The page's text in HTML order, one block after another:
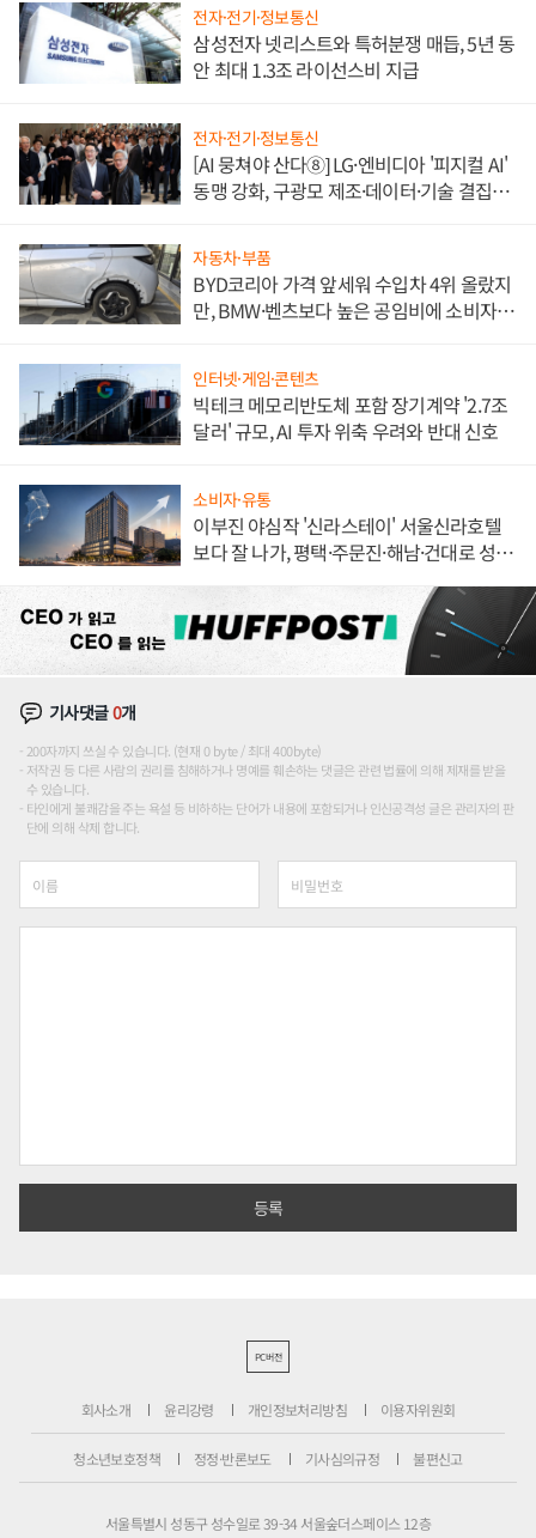
전자·전기·정보통신
삼성전자 넷리스트와 특허분쟁 매듭, 5년 동
안 최대 1.3조 라이선스비 지급
전자·전기·정보통신
[AI 뭉쳐야 산다⑧] LG·엔비디아 '피지컬 AI'
동맹 강화, 구광모 제조·데이터·기술 결집
자동차·부품
BYD코리아 가격 앞세워 수입차 4위 올랐지
만, BMW·벤츠보다 높은 공임비에 소비자
인터넷·게임·콘텐츠
빅테크 메모리반도체 포함 장기계약 '2.7조
달러' 규모, AI 투자 위축 우려와 반대 신호
소비자·유통
이부진 야심작 '신라스테이' 서울신라호텔
보다 잘 나가, 평택·주문진·해남·건대로 성
기사댓글0개
200자까지 쓰실 수 있습니다. (현재 0 byte / 최대 400byte)
저작권 등 다른 사람의 권리를 침해하거나 명예를 훼손하는 댓글은 관련 법률에 의해 제재를 받을
수 있습니다.
타인에게 불쾌감을 주는 욕설 등 비하하는 단어가 내용에 포함되거나 인신공격성 글은 관리자의 판
단에 의해 삭제 합니다.
PC버전
회사소개 윤리강령 개인정보처리방침 이용자위원회
청소년보호정책 정정·반론보도 기사심의규정 불편신고
서울특별시 성동구 성수일로 39-34 서울숲더스페이스 12층